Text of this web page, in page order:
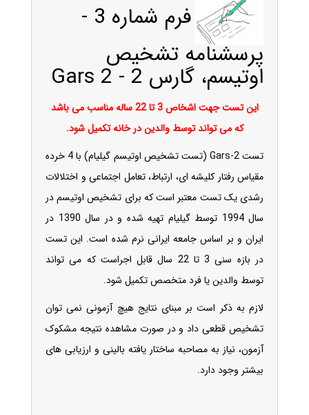
فرم شماره 3 -
پرسشنامه تشخیص
اوتیسم، گارس 2 - Gars 2
این تست جهت اشخاص 3 تا 22 ساله مناسب می باشد
که می تواند توسط والدین در خانه تکمیل شود.
تست Gars-2 (تست تشخیص اوتیسم گیلیام) با 4 خرده
مقیاس رفتار کلیشه ای، ارتباط، تعامل اجتماعی و اختلالات
رشدی یک تست معتبر است که برای تشخیص اوتیسم در
سال 1994 توسط گیلیام تهیه شده و در سال 1390 در
ایران و بر اساس جامعه ایرانی نرم شده است. این تست
در بازه سنی 3 تا 22 سال قابل اجراست که می تواند
توسط والدین یا فرد متخصص تکمیل شود.
لازم به ذکر است بر مبنای نتایج هیچ آزمونی نمی توان
تشخیص قطعی داد و در صورت مشاهده نتیجه مشکوک
آزمون، نیاز به مصاحبه ساختار یافته بالینی و ارزیابی های
بیشتر وجود دارد.